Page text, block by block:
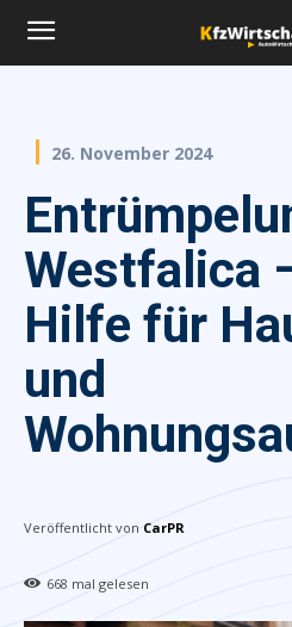
26. November 2024
Westfalica
Hilfe für
und
Veröffentlicht von CarPR
668 mal gelesen